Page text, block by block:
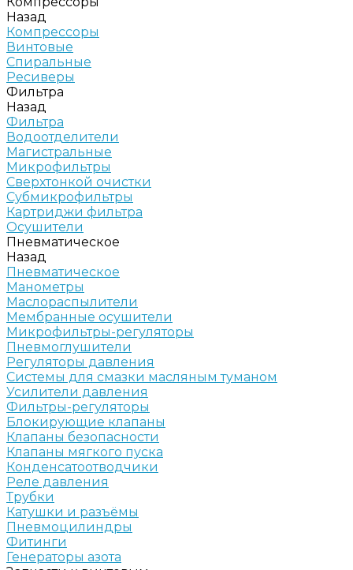
Назад
Компрессоры
Винтовые
Спиральные
Ресиверы
Фильтра
Назад
Фильтра
Водоотделители
Магистральные
Микрофильтры
Сверхтонкой очистки
Субмикрофильтры
Картриджи фильтра
Осушители
Пневматическое
Назад
Пневматическое
Манометры
Маслораспылители
Мембранные осушители
Микрофильтры-регуляторы
Пневмоглушители
Регуляторы давления
Системы для смазки масляным туманом
Усилители давления
Фильтры-регуляторы
Блокирующие клапаны
Клапаны безопасности
Клапаны мягкого пуска
Конденсатоотводчики
Реле давления
Трубки
Катушки и разъёмы
Пневмоцилиндры
Фитинги
Генераторы азота